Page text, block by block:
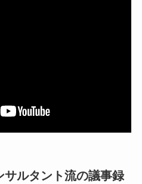
ルタント流の議事録